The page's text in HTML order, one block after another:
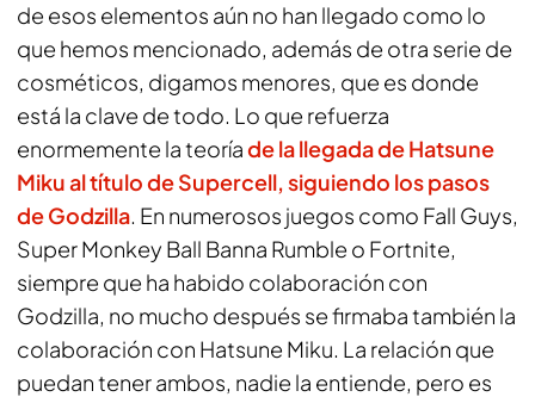
de esos elementos aún no han llegado como lo
que hemos mencionado, además de otra serie de
cosméticos, digamos menores, que es donde
está la clave de todo. Lo que refuerza
enormemente la teoríade la llegada de Hatsune
Miku al título de Supercell, siguiendo los pasos
de Godzilla. En numerosos juegos como Fall Guys,
Super Monkey Ball Banna Rumble o Fortnite,
siempre que ha habido colaboración con
Godzilla, no mucho después se firmaba también la
colaboración con Hatsune Miku. La relación que
puedan tener ambos, nadie la entiende, pero es